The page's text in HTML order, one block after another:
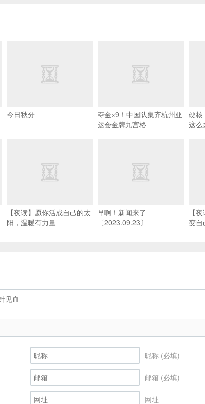
今日秋分
夺金×9！中国队集齐杭州亚
运会金牌九宫格
硬核
这么
【夜读】愿你活成自己的太
阳，温暖有力量
早啊！新闻来了
〔2023.09.23〕
【
变自
昵称 (必填)
邮箱 (必填)
网址